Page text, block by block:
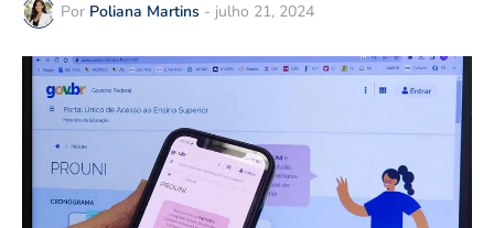
Por Poliana Martins - julho 21, 2024